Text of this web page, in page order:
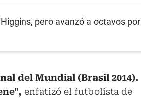
pero avanzó a octavos por
del Mundial (Brasil 2014).
enfatizó el futbolista de